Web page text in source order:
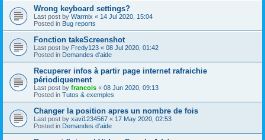
Wrong keyboard settings?
Last post by Warmix « 14 Jul 2020, 15:04
Posted in Bug reports
Fonction takeScreenshot
Last post by Fredy123 « 08 Jul 2020, 01:42
Posted in Demandes d'aide
Recuperer infos à partir page internet rafraichie
périodiquement
Last post by francois « 08 Jun 2020, 09:13
Posted in Tutos & exemples
Changer la position apres un nombre de fois
Last post by xavi1234567 « 17 May 2020, 02:53
Posted in Demandes d'aide